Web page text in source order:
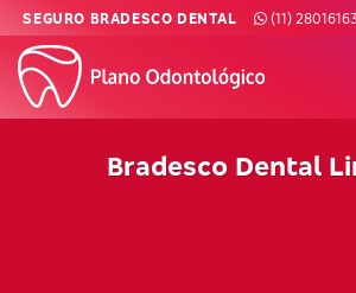
Skip
content
SEGURO BRADESCO DENTAL (11) 28016163
Bradesco Dental